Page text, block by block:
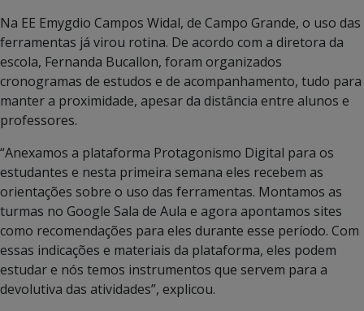
Na EE Emygdio Campos Widal, de Campo Grande, o uso das
ferramentas já virou rotina. De acordo com a diretora da
escola, Fernanda Bucallon, foram organizados
cronogramas de estudos e de acompanhamento, tudo para
manter a proximidade, apesar da distância entre alunos e
professores.
“Anexamos a plataforma Protagonismo Digital para os
estudantes e nesta primeira semana eles recebem as
orientações sobre o uso das ferramentas. Montamos as
turmas no Google Sala de Aula e agora apontamos sites
como recomendações para eles durante esse período. Com
essas indicações e materiais da plataforma, eles podem
estudar e nós temos instrumentos que servem para a
devolutiva das atividades”, explicou.